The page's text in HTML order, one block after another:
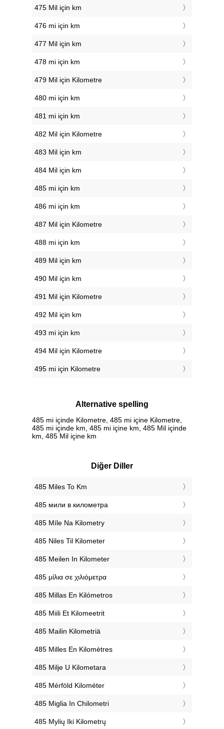
475 Mil için km
476 mi için km
477 Mil için km
478 mi için km
479 Mil için Kilometre
480 mi için km
481 mi için km
482 Mil için Kilometre
483 Mil için km
484 Mil için km
485 mi için km
486 mi için km
487 Mil için Kilometre
488 mi için km
489 Mil için km
490 Mil için km
491 Mil için Kilometre
492 Mil için km
493 mi için km
494 Mil için Kilometre
495 mi için Kilometre
Alternative spelling
485 mi içinde Kilometre, 485 mi içine Kilometre,
485 mi içinde km, 485 mi içine km, 485 Mil içinde
km, 485 Mil içine km
Diğer Diller
‎485 Miles To Km
‎485 мили в километра
‎485 Míle Na Kilometry
‎485 Niles Til Kilometer
‎485 Meilen In Kilometer
‎485 μίλια σε χιλιόμετρα
‎485 Millas En Kilómetros
‎485 Miili Et Kilomeetrit
‎485 Mailin Kilometriä
‎485 Milles En Kilomètres
‎485 Milje U Kilometara
‎485 Mérföld Kilométer
‎485 Miglia In Chilometri
‎485 Mylių Iki Kilometrų